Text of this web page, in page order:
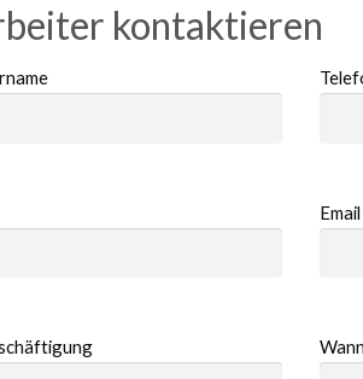
kontaktieren
Email